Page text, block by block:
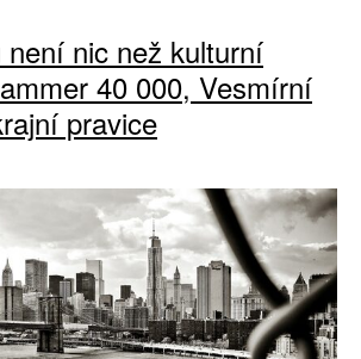
není nic než kulturní
40 000, Vesmírní
pravice